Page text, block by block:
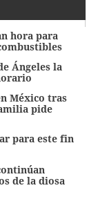
hora para
Ángeles la
México tras
pide
para este fin
de la diosa